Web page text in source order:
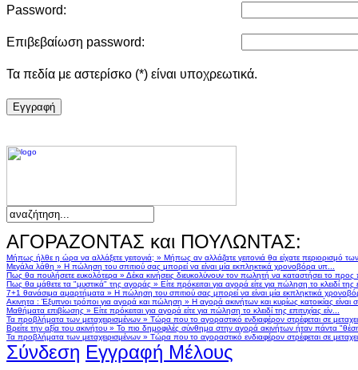
Password:
Επιβεβαίωση password:
Τα πεδία με αστερίσκο (*) είναι υποχρεωτικά.
Eγγραφή
ΑΓΟΡΑΖΟΝΤΑΣ και ΠΟΥΛΩΝΤΑΣ:
Μήπως ήλθε η ώρα να αλλάξετε γειτονιά; » Μήπως αν αλλάζατε γειτονιά θα είχατε περιορισμό
Μεγάλα λάθη » Η πώληση του σπιτιού σας μπορεί να είναι μία εκπληκτικά χρονοβόρα υπ...
Πως θα πουλήσετε ευκολότερα » Δέκα κινήσεις διευκολύνουν τον πωλητή να καταστήσει το
Πως θα μάθετε τα "μυστικά" της αγοράς » Είτε πρόκειται για αγορά είτε για πώληση το κλειδί της
7+1 θανάσιμα αμαρτήματα » Η πώληση του σπιτιού σας μπορεί να είναι μία εκπληκτικά
Ακινητα : Έξυπνοι τρόποι για αγορά και πώληση » Η αγορά ακινήτων και κυρίως κατοικίας
Μαθήματα επιβίωσης » Είτε πρόκειται για αγορά είτε για πώληση το κλειδί της επιτυχίας είν...
Τα προβλήματα των μεταχειρισμένων » Τώρα που το αγοραστικό ενδιαφέρον στρέφεται σε
Βρείτε την αξία του ακινήτου » Το πιο δημοφιλές σύνθημα στην αγορά ακινήτων ήταν πάντα
Τα προβλήματα των μεταχειρισμένων » Τώρα που το αγοραστικό ενδιαφέρον στρέφεται σε
Σύνδεση Εγγραφή Μέλους